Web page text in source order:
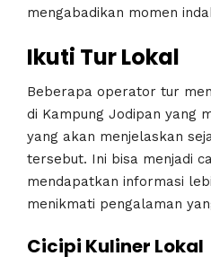
mengabadikan momen
Ikuti Tur Lokal
Beberapa operator tur
di Kampung Jodipan yang
yang akan menjelaskan
tersebut. Ini bisa menjadi
mendapatkan informasi
menikmati pengalaman
Cicipi Kuliner Lokal